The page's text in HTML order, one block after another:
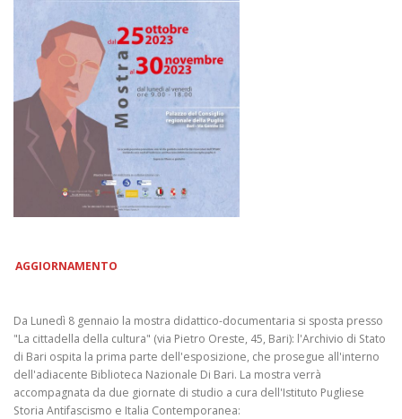
AGGIORNAMENTO
Da Lunedì 8 gennaio la mostra didattico-documentaria si sposta presso
"La cittadella della cultura" (via Pietro Oreste, 45, Bari): l'Archivio di Stato
di Bari ospita la prima parte dell'esposizione, che prosegue all'interno
dell'adiacente Biblioteca Nazionale Di Bari. La mostra verrà
accompagnata da due giornate di studio a cura dell'Istituto Pugliese
Storia Antifascismo e Italia Contemporanea: